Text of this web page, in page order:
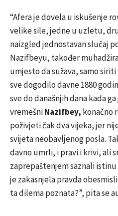
“Afera je dovela u iskušenje
velike sile, jedne u uzletu,
naizgled jednostavan slučaj
Nazifbeyu, također
umjesto da sužava, samo
sve dogodilo davne 1880
sve do današnjih dana kada
vremešniNazifbey, konačno
poživjeti čak dva vijeka, jer
svijeta neobavljenog posla.
davno umrli, i pravi i krivi, ali
zaprepaštenjem saznali
je zakasnjela pravda
ta dilema poznata?”, pita se